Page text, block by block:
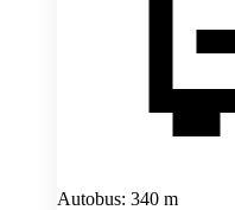
Autobus: 340 m